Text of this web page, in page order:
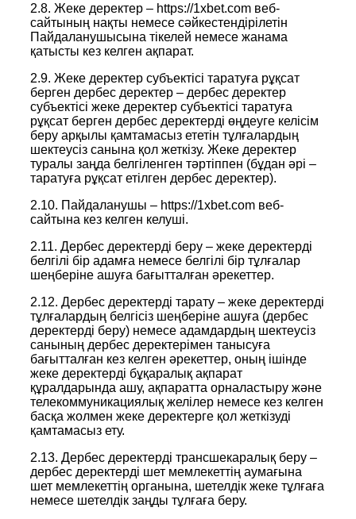
2.8. Жеке деректер – https://1xbet.com веб-
сайтының нақты немесе сәйкестендірілетін
Пайдаланушысына тікелей немесе жанама
қатысты кез келген ақпарат.
2.9. Жеке деректер субъектісі таратуға рұқсат
берген дербес деректер – дербес деректер
субъектісі жеке деректер субъектісі таратуға
рұқсат берген дербес деректерді өңдеуге келісім
беру арқылы қамтамасыз ететін тұлғалардың
шектеусіз санына қол жеткізу. Жеке деректер
туралы заңда белгіленген тәртіппен (бұдан әрі –
таратуға рұқсат етілген дербес деректер).
2.10. Пайдаланушы – https://1xbet.com веб-
сайтына кез келген келуші.
2.11. Дербес деректерді беру – жеке деректерді
белгілі бір адамға немесе белгілі бір тұлғалар
шеңберіне ашуға бағытталған әрекеттер.
2.12. Дербес деректерді тарату – жеке деректерді
тұлғалардың белгісіз шеңберіне ашуға (дербес
деректерді беру) немесе адамдардың шектеусіз
санының дербес деректерімен танысуға
бағытталған кез келген әрекеттер, оның ішінде
жеке деректерді бұқаралық ақпарат
құралдарында ашу, ақпаратта орналастыру және
телекоммуникациялық желілер немесе кез келген
басқа жолмен жеке деректерге қол жеткізуді
қамтамасыз ету.
2.13. Дербес деректерді трансшекаралық беру –
дербес деректерді шет мемлекеттің аумағына
шет мемлекеттің органына, шетелдік жеке тұлғаға
немесе шетелдік заңды тұлғаға беру.